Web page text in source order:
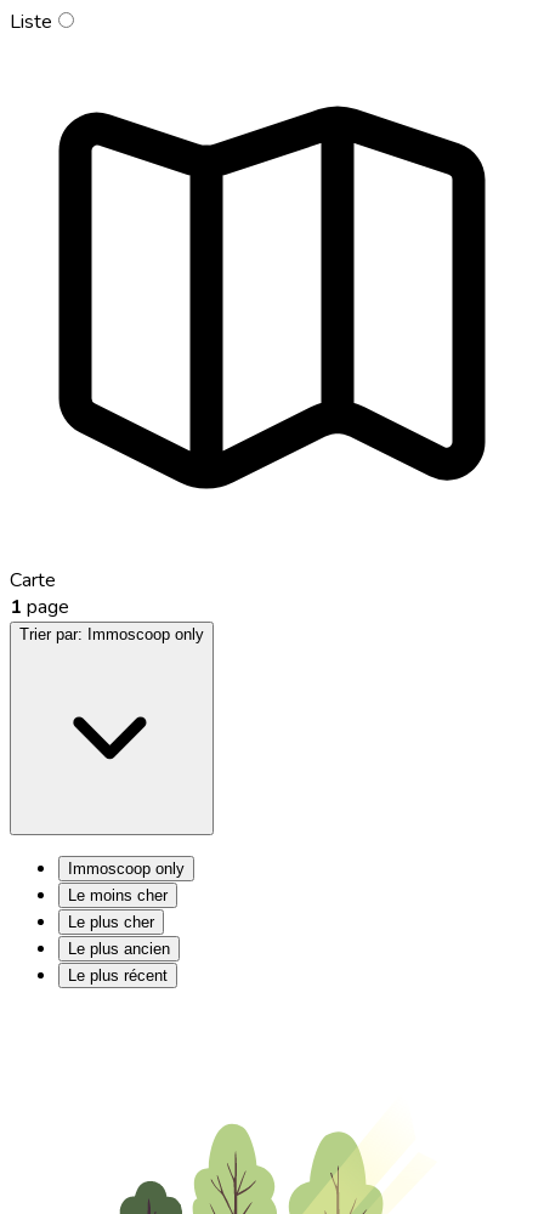
Liste
Carte
1 page
Trier par: Immoscoop only
Immoscoop only
Le moins cher
Le plus cher
Le plus ancien
Le plus récent